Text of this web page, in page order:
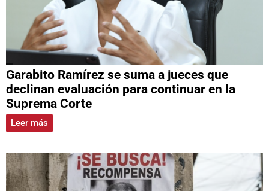
Garabito Ramírez se suma a jueces que
declinan evaluación para continuar en la
Suprema Corte
Leer más